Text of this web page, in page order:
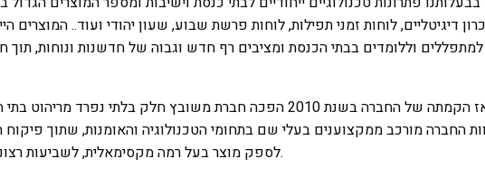
דיגיטליים, לוחות זמני תפילות, לוחות פרשת שבוע, שעון יהודי ועוד..
למתפללים וללומדים בבתי הכנסת ומציבים רף חדש וגבוה של חדשנות ונוחות,
מאז הקמתה של החברה בשנת 2010 הפכה חברת משובץ חלק בלתי
החברה מורכב ממקצוענים בעלי שם בתחומי הטכנולוגיה והאומנות, שתוך
לספק מוצר בעל רמה מקסימאלית, לשביעות רצונכם ובהתאמה מלאה להלכה היהודית.